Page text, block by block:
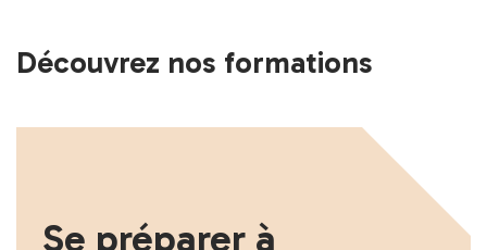
Découvrez nos formations
Se préparer à